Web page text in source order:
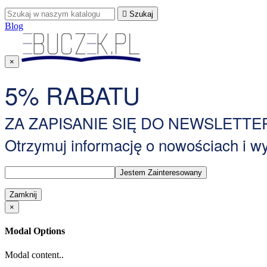
 Szukaj
Blog
×
5% RABATU
ZA ZAPISANIE SIĘ DO
Otrzymuj informację o nowościach i
Zamknij
×
Modal Options
Modal content..